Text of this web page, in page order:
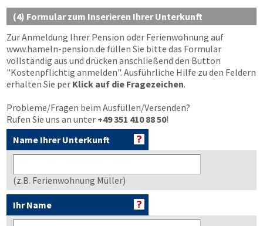
(4) Formular zum Inserieren Ihrer Unterkunft
Zur Anmeldung Ihrer Pension oder Ferienwohnung auf
www.hameln-pension.de füllen Sie bitte das Formular
vollständig aus und drücken anschließend den Button
"Kostenpflichtig anmelden". Ausführliche Hilfe zu den Feldern
erhalten Sie per Klick auf die Fragezeichen.
Probleme/Fragen beim Ausfüllen/Versenden?
Rufen Sie uns an unter +49 351 410 88 50!
Name Ihrer Unterkunft
(z.B. Ferienwohnung Müller)
Ihr Name